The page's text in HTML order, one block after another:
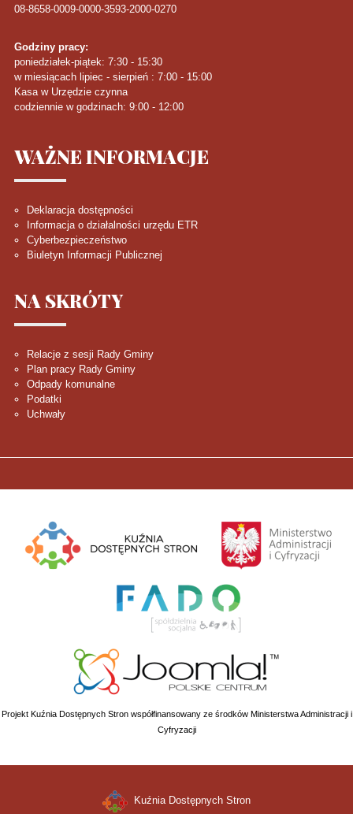
08-8658-0009-0000-3593-2000-0270
Godziny pracy:
poniedziałek-piątek: 7:30 - 15:30
w miesiącach lipiec - sierpień : 7:00 - 15:00
Kasa w Urzędzie czynna
codziennie w godzinach: 9:00 - 12:00
WAŻNEINFORMACJE
Deklaracja dostępności
Informacja o działalności urzędu ETR
Cyberbezpieczeństwo
Biuletyn Informacji Publicznej
NA SKRÓTY
Relacje z sesji Rady Gminy
Plan pracy Rady Gminy
Odpady komunalne
Podatki
Uchwały
Projekt Kuźnia Dostępnych Stron współfinansowany ze środków Ministerstwa Administracji i
Cyfryzacji
Kuźnia Dostępnych Stron